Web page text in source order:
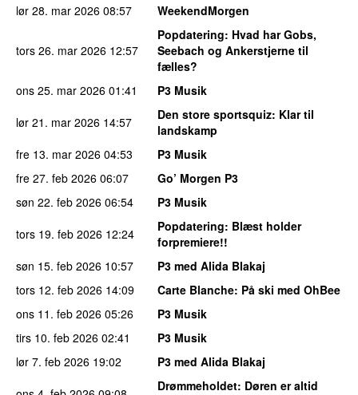
lør 28. mar 2026 08:57 WeekendMorgen
tors 26. mar 2026 12:57
Popdatering: Hvad har Gobs,
Seebach og Ankerstjerne til
fælles?
ons 25. mar 2026 01:41
P3 Musik
lør 21. mar 2026 14:57 Den store sportsquiz: Klar til
landskamp
fre 13. mar 2026 04:53
P3 Musik
fre 27. feb 2026 06:07
Go’ Morgen P3
søn 22. feb 2026 06:54
P3 Musik
tors 19. feb 2026 12:24 Popdatering: Blæst holder
forpremiere!!
søn 15. feb 2026 10:57
P3 med Alida Blakaj
tors 12. feb 2026 14:09 Carte Blanche: På ski med OhBee
ons 11. feb 2026 05:26
P3 Musik
tirs 10. feb 2026 02:41
P3 Musik
lør 7. feb 2026 19:02
P3 med Alida Blakaj
Drømmeholdet: Døren er altid